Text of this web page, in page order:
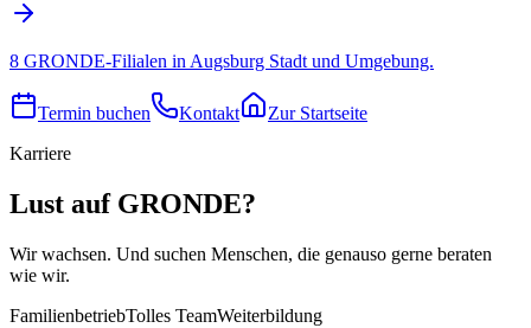
8 GRONDE-Filialen in Augsburg Stadt und Umgebung.
Termin buchen Kontakt
Zur Startseite
Karriere
Lust auf GRONDE?
Wir wachsen. Und suchen Menschen, die genauso gerne beraten
wie wir.
FamilienbetriebTolles TeamWeiterbildung